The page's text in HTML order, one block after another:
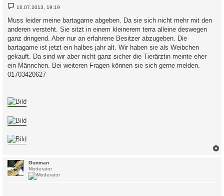
B
e
t
r
g
16.07.2013, 19:19
Muss leider meine bartagame abgeben. Da sie sich nicht mehr mit den
anderen versteht. Sie sitzt in einem kleinerem terra alleine deswegen
ganz dringend. Aber nur an erfahrene Besitzer abzugeben. Die
bartagame ist jetzt ein halbes jahr alt. Wir haben sie als Weibchen
gekauft. Da sind wir aber nicht ganz sicher die Tierärztin meinte eher
ein Männchen. Bei weiteren Fragen können sie sich gerne melden.
01703420627
Gunman
Moderator